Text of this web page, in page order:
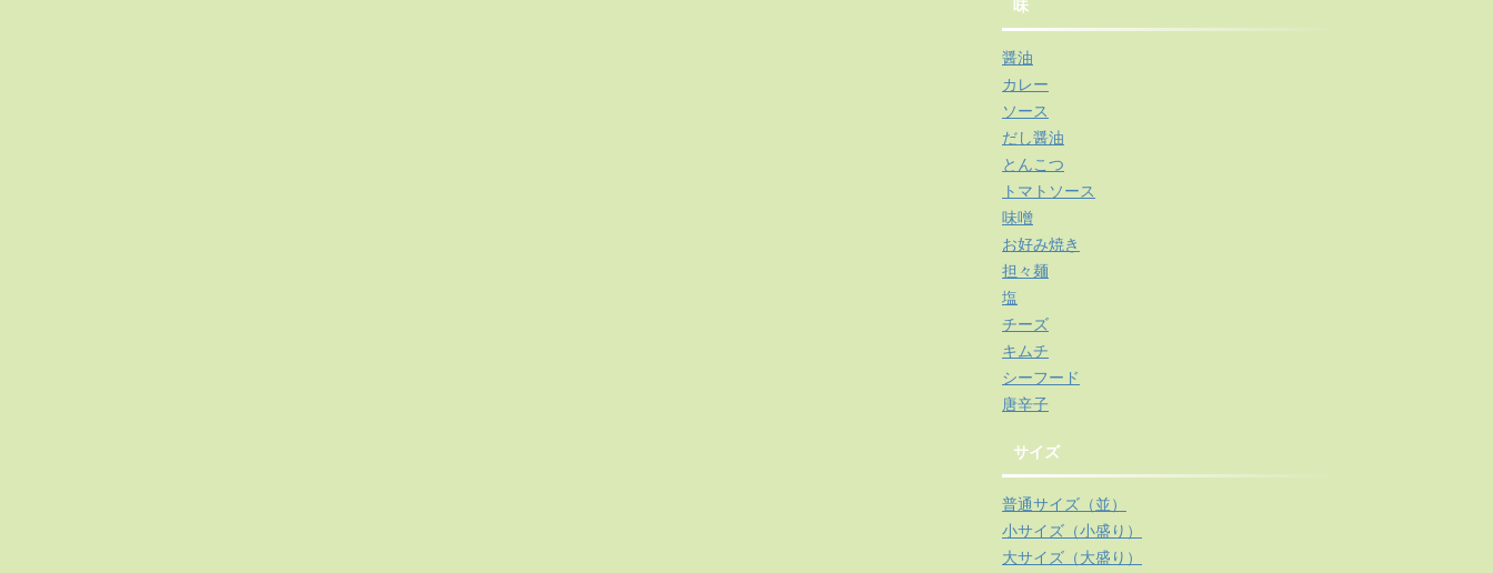
味
醤油
カレー
ソース
だし醤油
とんこつ
トマトソース
味噌
お好み焼き
担々麺
塩
チーズ
キムチ
シーフード
唐辛子
サイズ
普通サイズ（並）
小サイズ（小盛り）
大サイズ（大盛り）